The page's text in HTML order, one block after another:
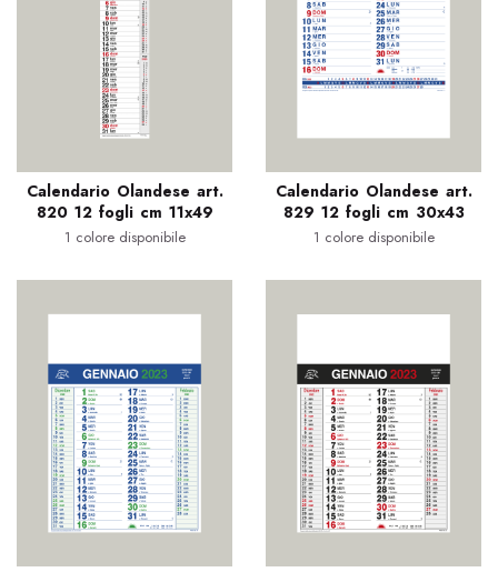
Calendario Olandese art.
820 12 fogli cm 11x49
1 colore disponibile
Calendario Olandese art.
829 12 fogli cm 30x43
1 colore disponibile